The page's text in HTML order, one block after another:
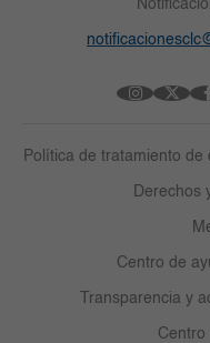
Política de tratamiento
Derechos
Centro de
Transparencia y
Centro